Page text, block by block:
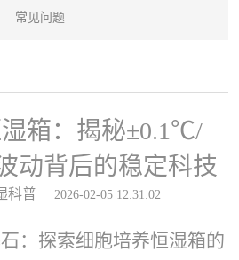
常见问题
箱：揭秘±0.1℃/
动背后的稳定科技
科普 2026-02-05 12:31:02
：探索细胞培养恒湿箱的